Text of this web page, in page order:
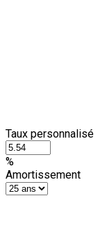
Taux personnalisé
%
Amortissement